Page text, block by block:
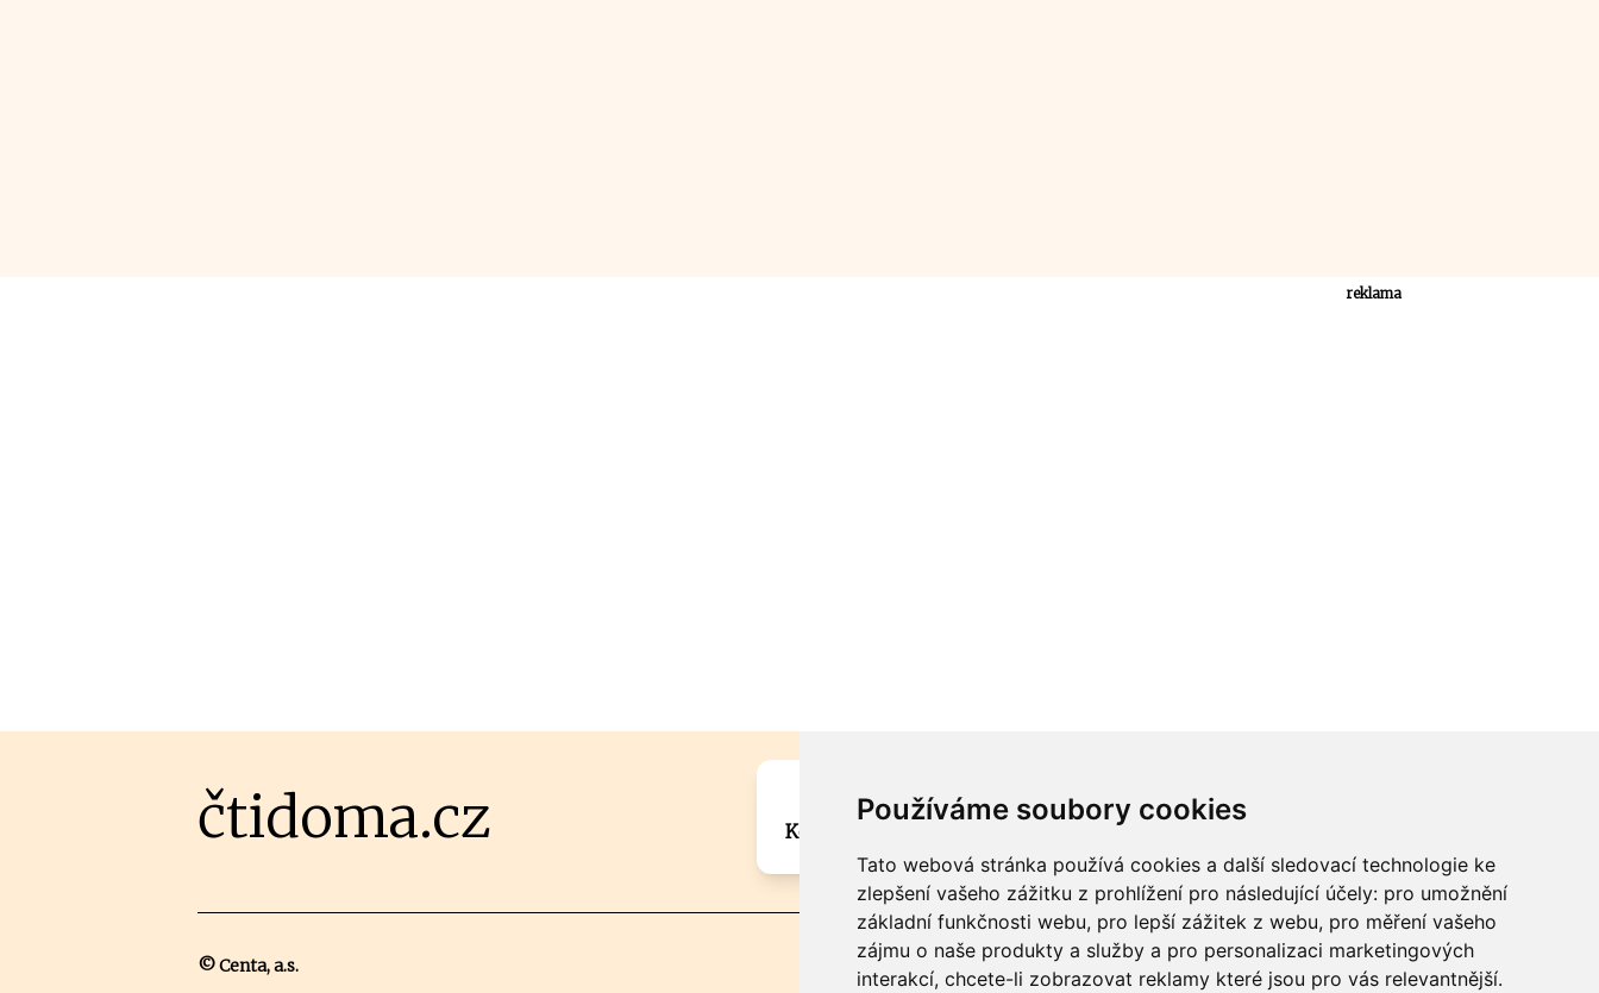
Používáme soubory cookies
Tato webová stránka používá cookies a další sledovací technologie ke
zlepšení vašeho zážitku z prohlížení pro následující účely: pro umožnění
základní funkčnosti webu, pro lepší zážitek z webu, pro měření vašeho
zájmu o naše produkty a služby a pro personalizaci marketingových
interakcí, chcete-li zobrazovat reklamy které jsou pro vás relevantnější.
reklama
čtidoma.cz
Máte zajímavou informaci? Chcete spolupracovat?
Kontaktujte šéfredaktora Martina Chalupu:
© Centa, a.s.